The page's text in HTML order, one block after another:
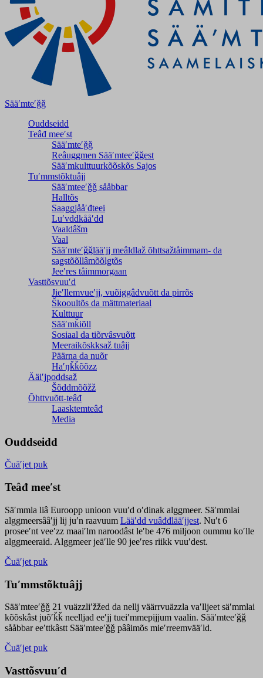
Sääʹmteʹǧǧ
Ouddseidd
Teâđ meeʹst
Sääʹmteʹǧǧ
Reâuggmen Sääʹmteeʹǧǧest
Sääʹmkulttuurkõõskõs Sajos
Tuʹmmstõktuâjj
Sääʹmteeʹǧǧ sååbbar
Halltõs
Saaǥǥjååʹđteei
Luʹvddkååʹdd
Vaaldâšm
Vaal
Sääʹmteʹǧǧlääʹjj meâldlaž õhttsažtåimmam- da
saǥstõõllâmõõlǥtõs
Jeeʹres tåimmorgaan
Vasttõsvuuʹd
Jieʹllemvueʹjj, vuõiggâdvuõtt da pirrõs
Škooultõs da mättmateriaal
Kulttuur
Sääʹmǩiõll
Sosiaal da tiõrvâsvuõtt
Meeraikõskksaž tuâjj
Päärna da nuõr
Haʹŋǩǩõõzz
Ääiʹjpoddsaž
Šõddmõõžž
Õhttvuõtt-teâđ
Laasktemteâđ
Media
Ouddseidd
Čuäʹjet puk
Teâđ meeʹst
Säʹmmla liâ Euroopp unioon vuuʹd oʹdinak alggmeer. Säʹmmlai
alggmeersââʹjj lij juʹn raavuum Lääʹdd vuâđđlääʹjjest. Nuʹt 6
proseeʹnt veeʹzz maaiʹlm naroodâst leʹbe 476 miljoon oummu koʹlle
alggmeeraid. Alggmeer jeäʹlle 90 jeeʹres riikk vuuʹdest.
Čuäʹjet puk
Tuʹmmstõktuâjj
Sääʹmteeʹǧǧ 21 vuäzzliʹžžed da nellj väärrvuäzzla vaʹlljeet säʹmmlai
kõõskâst juõʹǩǩ neelljad eeʹjj tueiʹmmepijjum vaalin. Sääʹmteeʹǧǧ
sååbbar eeʹttkâstt Sääʹmteeʹǧǧ pââimõs mieʹrreemvääʹld.
Čuäʹjet puk
Vasttõsvuuʹd